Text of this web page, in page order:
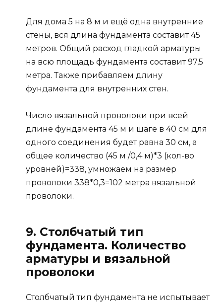
Для дома 5 на 8 м и ещё одна внутренние
стены, вся длина фундамента составит 45
метров. Общий расход гладкой арматуры
на всю площадь фундамента составит 97,5
метра. Также прибавляем длину
фундамента для внутренних стен.
Число вязальной проволоки при всей
длине фундамента 45 м и шаге в 40 см для
одного соединения будет равна 30 см, а
общее количество (45 м /0,4 м)*3 (кол-во
уровней)=338, умножаем на размер
проволоки 338*0,3=102 метра вязальной
проволоки.
9. Столбчатый тип
фундамента. Количество
арматуры и вязальной
проволоки
Столбчатый тип фундамента не испытывает